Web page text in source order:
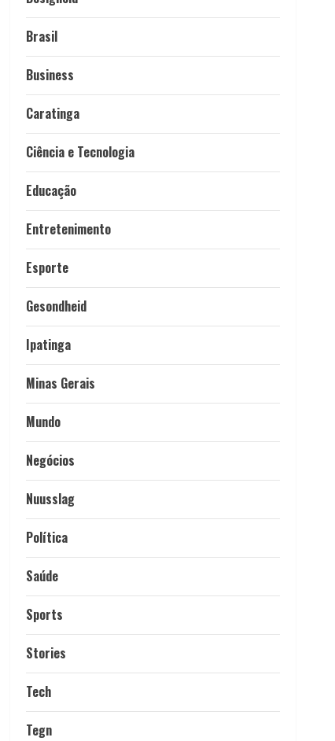
Brasil
Business
Caratinga
Ciência e Tecnologia
Educação
Entretenimento
Esporte
Gesondheid
Ipatinga
Minas Gerais
Mundo
Negócios
Nuusslag
Política
Saúde
Sports
Stories
Tech
Tegn